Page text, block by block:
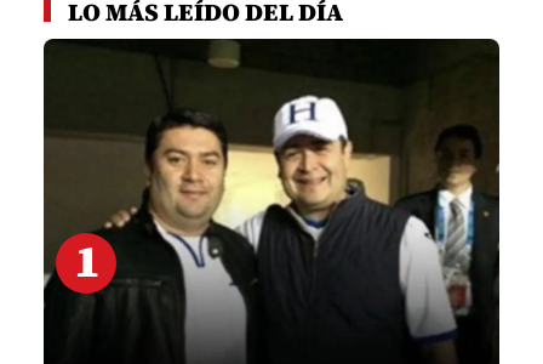
LO MÁS LEÍDO DEL DÍA
1